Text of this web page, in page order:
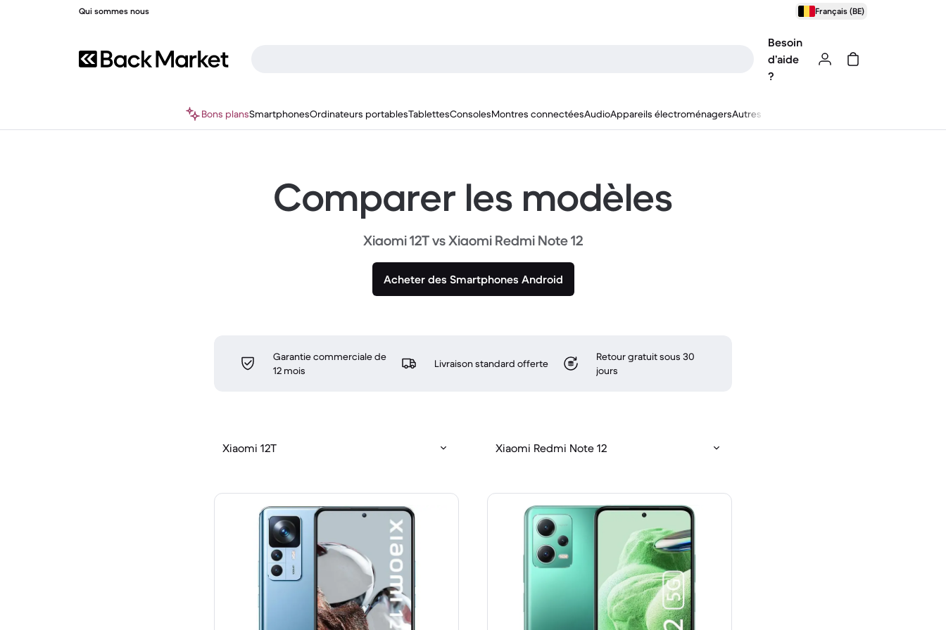
Qui sommes nous Français (BE)
Besoin
d’aide
?
Bons plansSmartphonesOrdinateurs portablesTablettesConsolesMontres connectéesAudioAppareils électroménagersAutres
Comparer les modèles
Xiaomi 12T vs Xiaomi Redmi Note 12
Acheter des Smartphones Android
Garantie commerciale de
12 mois
Livraison standard offerte
Retour gratuit sous 30
jours
Xiaomi 12T Xiaomi Redmi Note 12